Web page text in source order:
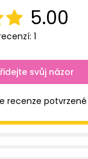
5.00
1
svůj názor
recenze